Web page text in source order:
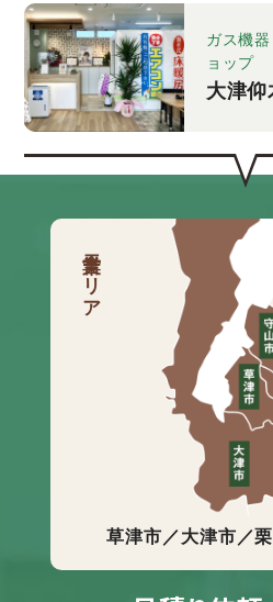
ガス機
ョップ
大津
営業エリア
草津市／大津市／